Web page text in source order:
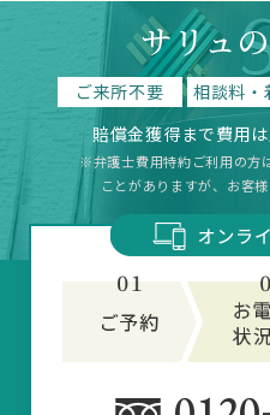
サリュ
ご来所不要 相談料・
賠償金獲得まで費用
※弁護士費用特約ご利用の方
ことがありますが、お客